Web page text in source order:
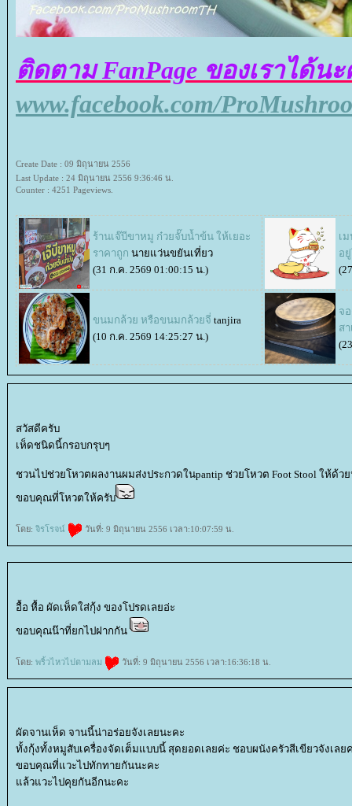
ติดตาม FanPage ของเราได้นะ
www.facebook.com/
Create Date : 09 มิถุนายน 2556
Last Update : 24 มิถุนายน 2556 9:36:46 น.
Counter : 4251 Pageviews.
ร้านเจ๊บีขาหมู ก๋วยจั๊บน้ำข้น ให้เยอะ
ราคาถูก นายแว่นขยันเที่ยว
(31 ก.ค. 2569 01:00:15 น.)
เ
อ
ขนมกล้วย หรือขนมกล้วยจี่ tanjira
(10 ก.ค. 2569 14:25:27 น.)
จ
ส
สวัสดีครับ
เห็ดชนิดนี้กรอบกรุบๆ
ชวนไปช่วยโหวตผลงานผมส่งประกวดในpantip ช่วยโหวต Foot Stool ให้ด้
ขอบคุณที่โหวตให้ครับ
ดย: จิรโรจน์ วันที่: 9 มิถุนายน 2556 เวลา:10:07:59 น.
อื้อ หื้อ ผัดเห็ดใส่กุ้ง ของโปรดเลยอ่ะ
ขอบคุณน๊าที่ยกไปฝากกัน
ดย: พริ้วไหวไปตามลม วันที่: 9 มิถุนายน 2556 เวลา:16:36:18 น.
ผัดจานเห็ด จานนี้น่าอร่อยจังเลยนะคะ
ทั้งกุ้งทั้งหมูสับเครื่องจัดเต็มแบบนี้ สุดยอดเลยค่ะ ชอบผนังครัวสีเขียวจังเลย
ขอบคุณที่แวะไปทักทายกันนะคะ
ล้วแวะไปคุยกันอีกนะคะ